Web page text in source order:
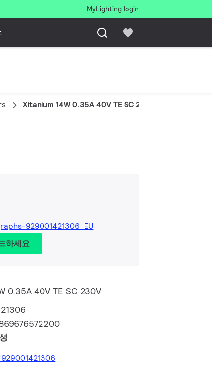
MyLighting login
Xitanium 14W 0.35A 40V TE SC 230V
929001421306_EU
하세요
0.35A 40V TE SC 230V